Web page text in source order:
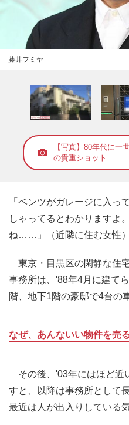
藤井フミヤ
【写真】80年代に一
の貴重ショット
「ベンツがガレージに入っ
しゃってるとわかりますよ
ね……」（近隣に住む女性）
東京・目黒区の閑静な住
事務所は、'88年4月に建て
階、地下1階の豪邸で4台の
なぜ、あんないい物件を売
その後、'03年にはほど近
すと、以降は事務所として
最近は人が出入りしている